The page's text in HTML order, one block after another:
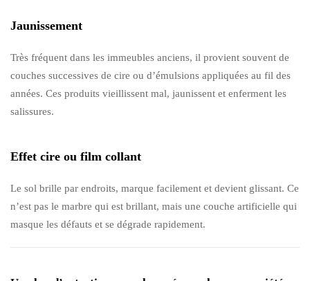
Jaunissement
Très fréquent dans les immeubles anciens, il provient souvent de
couches successives de cire ou d’émulsions appliquées au fil des
années. Ces produits vieillissent mal, jaunissent et enferment les
salissures.
Effet cire ou film collant
Le sol brille par endroits, marque facilement et devient glissant. Ce
n’est pas le marbre qui est brillant, mais une couche artificielle qui
masque les défauts et se dégrade rapidement.